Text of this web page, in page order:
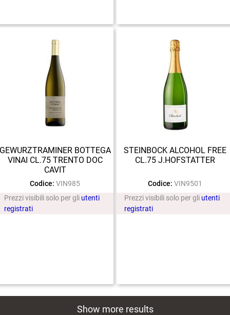
BOTTEGA
VINAI CL.75 TRENTO DOC
CAVIT
Codice: VIN985
Prezzi visibili solo per gli utenti
registrati
STEINBOCK ALCOHOL FREE
CL.75 J.HOFSTATTER
Codice: VIN9501
Prezzi visibili solo per gli utenti
registrati
Show more results